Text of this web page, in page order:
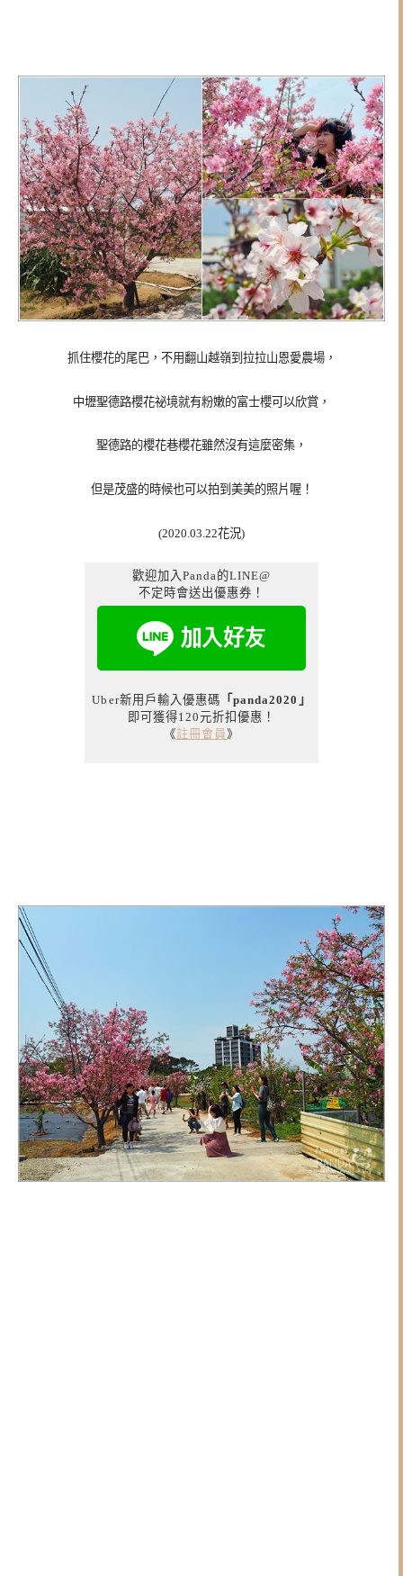
抓住櫻花的尾巴，不用翻山越嶺到拉拉山恩愛農場，
中壢聖德路櫻花祕境就有粉嫩的富士櫻可以欣賞，
聖德路的櫻花巷櫻花雖然沒有這麼密集，
但是茂盛的時候也可以拍到美美的照片喔！
(2020.03.22花況)
歡迎加入Panda的LINE@
不定時會送出優惠券！
Uber新用戶輸入優惠碼 「panda2020」
即可獲得120元折扣優惠！
《註冊會員 》